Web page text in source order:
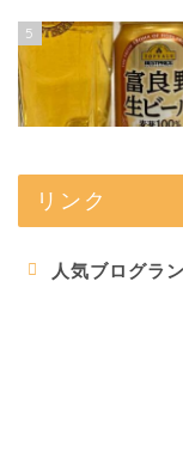
5
リンク
人気ブログラ